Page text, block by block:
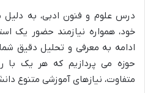
درس علوم و فنون ادبی، به
خود، همواره نیازمند حضور یک
ادامه به معرفی و تحلیل دقیق
حوزه می پردازیم که هر یک
متفاوت، نیازهای آموزشی متنوع